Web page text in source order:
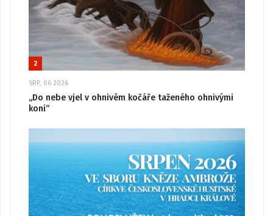
2
SRP, 06 2026
„Do nebe vjel v ohnivém kočáře taženého ohnivými
koni“